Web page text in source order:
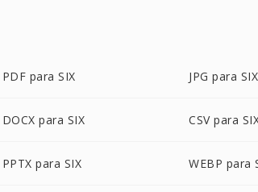
PDF para SIX JPG para SIX
DOCX para SIX CSV para
PPTX para SIX WEBP para